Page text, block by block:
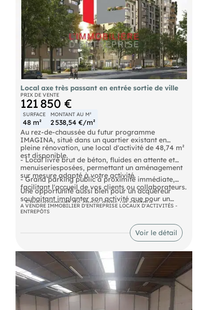
Local axe très passant en entrée sortie de ville
PRIX DE VENTE
121 850 €
SURFACE
48 m²
MONTANT AU M²
2 538,54 €/m²
Au rez-de-chaussée du futur programme
IMAGINA, situé dans un quartier existant en
pleine rénovation, une local d'activité de 48,74 m²
est disponible.
- Local livré brut de béton, fluides en attente et
menuiseriesposées, permettant un aménagement
sur mesure adapté à votre activité.
- Grand parking public à proximité immédiate,
facilitant l'accueil de vos clients ou collaborateurs.
- Emplacement de choix dans un secteur
dynamique et en renouvellement, gage de
Une opportunité aussi bien pour un acquéreur
souhaitant implanter son activité que pour un
investisseur à la recherche d'un bien attractif et
facile à louer.
A VENDRE IMMOBILIER D'ENTREPRISE LOCAUX D'ACTIVITÉS -
ENTREPÔTS
Voir le détail